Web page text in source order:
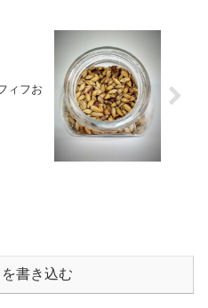
ィフお
書き込む